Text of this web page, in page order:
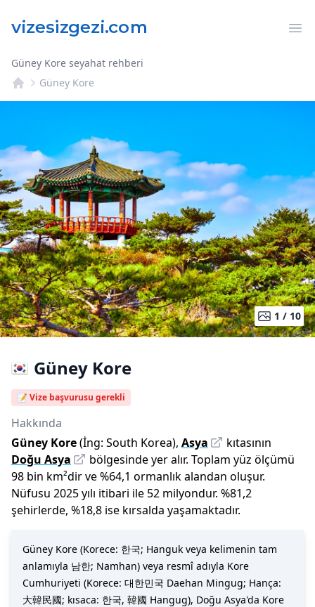
Güney Kore seyahat rehberi
Güney Kore
1 / 10
Güney Kore
📝 Vize başvurusu gerekli
Hakkında
Güney Kore(İng: South Korea), Asya
kıtasının
Doğu Asya
bölgesinde yer alır. Toplam yüz ölçümü
98 bin km²dirve%64,1 ormanlık alandan oluşur.
Nüfusu 2025yılı itibari ile 52 milyondur. %81,2
şehirlerde, %18,8 ise kırsalda yaşamaktadır.
Güney Kore (Korece: 한국; Hanguk veya kelimenin tam
anlamıyla 남한; Namhan) veya resmî adıyla Kore
Cumhuriyeti (Korece: 대한민국 Daehan Mingug; Hança:
大韓民國; kısaca: 한국, 韓國 Hangug), Doğu Asya'da Kore